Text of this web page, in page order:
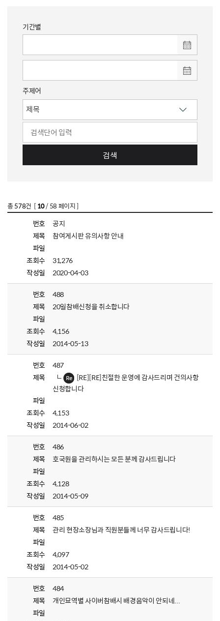
기간별
주제어
검색
총578건 [ 10/ 58 페이지 ]
번호
공지
제목
참여게시판 유의사항 안내
파일
조회수
31,276
작성일
2020-04-03
번호
488
제목
20일참배신청을 취소합니다
파일
조회수
4,156
작성일
2014-05-13
번호
487
제목
신청합니다
파일
조회수
4,153
작성일
2014-06-02
번호
486
제목
호국원을 관리하시는 모든 분께 감사드립니다
파일
조회수
4,128
작성일
2014-05-09
번호
485
제목
관리 현장소장님과 직원분들께 너무 감사드립니다!
파일
조회수
4,097
작성일
2014-05-02
번호
484
제목
개인묘역별 사이버참배시 배경음악이 안되네...
파일